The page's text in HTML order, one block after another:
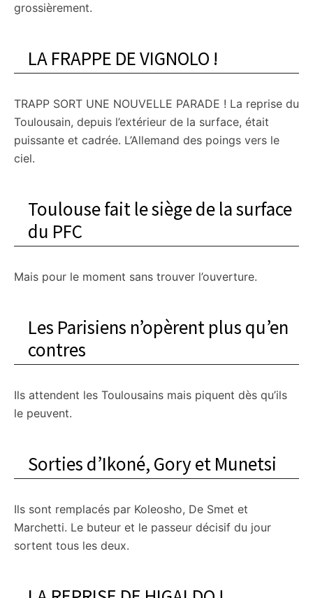
grossièrement.
LA FRAPPE DE VIGNOLO !
TRAPP SORT UNE NOUVELLE PARADE ! La reprise du
Toulousain, depuis l’extérieur de la surface, était
puissante et cadrée. L’Allemand des poings vers le
ciel.
Toulouse fait le siège de la surface
du PFC
Mais pour le moment sans trouver l’ouverture.
Les Parisiens n’opèrent plus qu’en
contres
Ils attendent les Toulousains mais piquent dès qu’ils
le peuvent.
Sorties d’Ikoné, Gory et Munetsi
Ils sont remplacés par Koleosho, De Smet et
Marchetti. Le buteur et le passeur décisif du jour
sortent tous les deux.